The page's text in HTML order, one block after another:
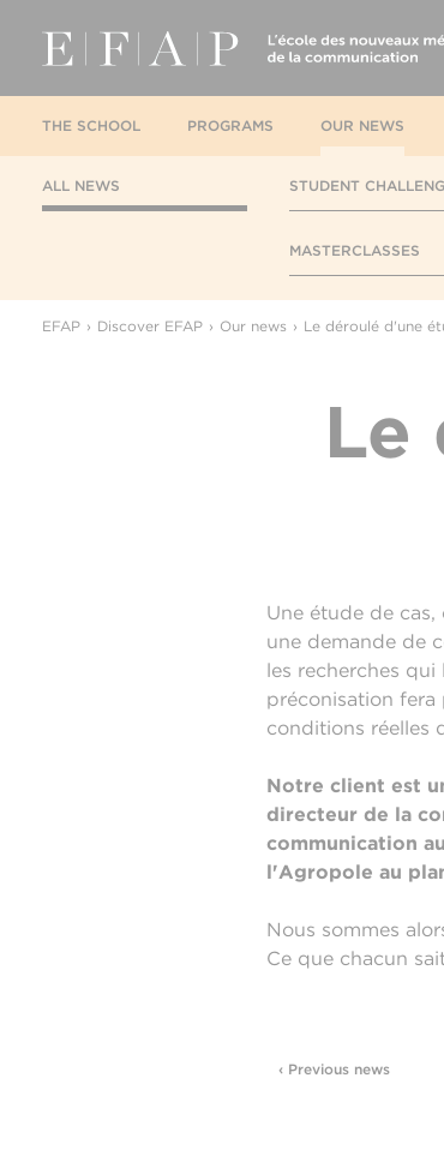
THE SCHOOL PROGRAMS OUR NEWS
ALL NEWS STUDENT
MASTERCLASSES
EFAP Discover EFAP Our news Le déroulé d'une
Le
Une étude de
une demande de
les recherches
préconisation
conditions réelles
Notre client est
directeur de la
communication
l'Agropole au
Nous sommes
Ce que chacun
‹ Previous news